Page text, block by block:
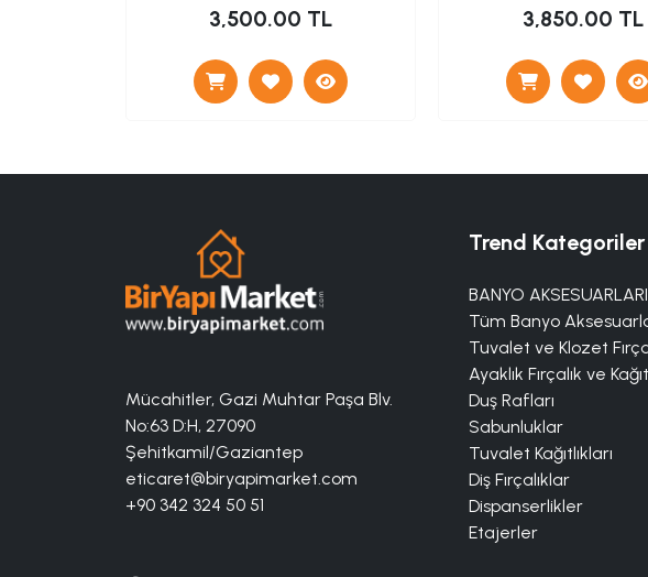
3,500.00 TL 3,850.00 TL
Mücahitler, Gazi Muhtar Paşa Blv.
No:63 D:H, 27090
Şehitkamil/Gaziantep
eticaret@biryapimarket.com
+90 342 324 50 51
Trend Kategoriler
BANYO AKSESUARLARI
Tüm Banyo
Tuvalet ve Klozet
Ayaklık Fırçalık ve
Duş Rafları
Sabunluklar
Tuvalet Kağıtlıkları
Diş Fırçalıklar
Dispanserlikler
Etajerler